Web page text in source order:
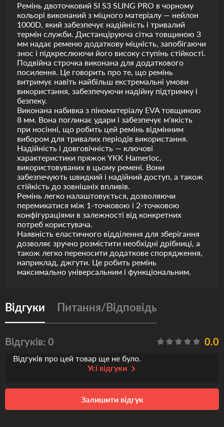
Ремінь двоточковий SI S3 SLING PRO в чорному
кольорі виконаний з міцного матеріалу — нейлон
1000D, який забезпечує надійність і тривалий
термін служби. Дистанціруюча сітка товщиною 3
мм надає ременю додаткову міцність, запобігаючи
знос і підкреслюючи його високу ступінь стійкості.
Подвійна строчка виконана для додаткового
посилення. Це говорить про те, що ремінь
витримує навіть найбільш екстремальні умови
використання, забезпечуючи надійну підтримку і
безпеку.
Виконана набивка з піноматеріалу EVA товщиною
8 мм. Вона поглинає удари і забезпечує м'якість
при носінні, що робить цей ремінь відмінним
вибором для тривалих періодів використання.
Надійність і довговічність — ключові
характеристики пряжок YKK Hamerloc,
використовуваних в цьому ремені. Вони
забезпечують швидкий і надійний доступ, а також
стійкість до зовнішніх впливів.
Ремінь легко налаштовується, дозволяючи
перемикатися між 1-точковою і 2-точковою
конфігураціями в залежності від конкретних
потреб користувача.
Наявність еластичного відділення для зберігання
дозволяє зручно розмістити необхідні дрібниці, а
також легко переносити додаткове спорядження,
наприклад, джгути. Це робить ремінь
максимально універсальним і функціональним.
Відгуки Питання/Відповідь
Відгуків: 0 0.0
Відгуків про цей товар ще не було.
Усі відгуки
Залишити відгук